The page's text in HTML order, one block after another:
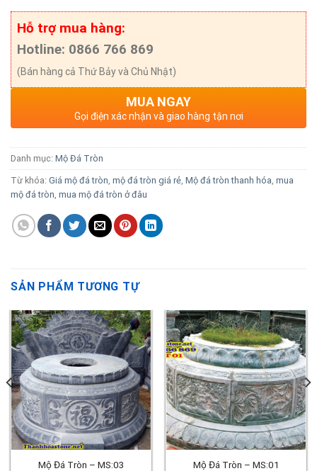
Hỗ trợ mua hàng:
Hotline: 0866 766 869
(Bán hàng cả Thứ Bảy và Chủ Nhật)
MUA NGAY
Gọi điện xác nhận và giao hàng tận nơi
Danh mục: Mộ Đá Tròn
Từ khóa: Giá mộ đá tròn mộ đá tròn giá rẻ Mộ đá tròn thanh hóa mua
mộ đá tròn mua mộ đá tròn ở đâu
SẢN PHẨM TƯƠNG TỰ
Mộ Đá Tròn – MS:03 Mộ Đá Tròn – MS:01